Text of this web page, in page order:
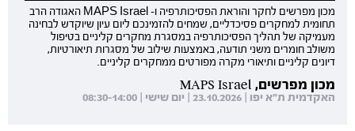
מכון מפרשים לחקר והוראת הפסיכותרפיה ו- MAPS Israel האגודה הרב
תחומית למחקרים פסיכדליים, שמחים להזמינכם ליום עיון שיוקדש לבחינה
מעמיקה של תהליך הפסיכותרפיה במסגרת מחקרים קליניים בטיפול
משולב חומרים משני תודעה, באמצעות שילוב של מסגרות תיאורטיות,
דיונים קליניים ותיאורי מקרה מפורטים ממחקרים קליניים.
מכון מפרשים, MAPS Israel
האקדמית ת"א יפו | 23.10.2026 | יום שישי | 08:30-14:00